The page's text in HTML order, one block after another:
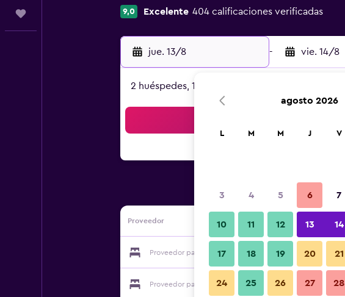
9,0 Excelente 404 calificaciones verificadas
jue. 13/8 - vie. 14/8
2 huéspedes, 1 habitación
Proveedor
Proveedor para Dixiglen Farm
Proveedor para Dixiglen Farm
agosto 2026
L M M J V
3 4 5 6 7
10 11 12 13 14
17 18 19 20 21
24 25 26 27 28